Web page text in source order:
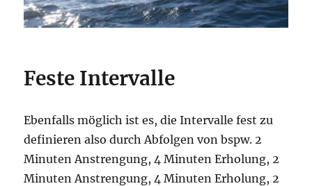
Feste Intervalle
Ebenfalls möglich ist es, die Intervalle fest zu
definieren also durch Abfolgen von bspw. 2
Minuten Anstrengung, 4 Minuten Erholung, 2
Minuten Anstrengung, 4 Minuten Erholung, 2